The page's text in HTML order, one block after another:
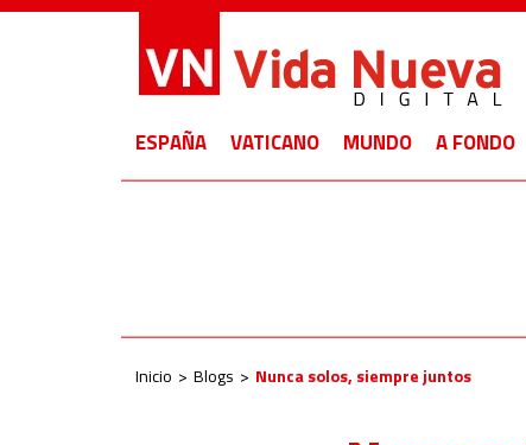
ESPAÑA VATICANO MUNDO A FONDO
Inicio Blogs Nunca solos, siempre juntos